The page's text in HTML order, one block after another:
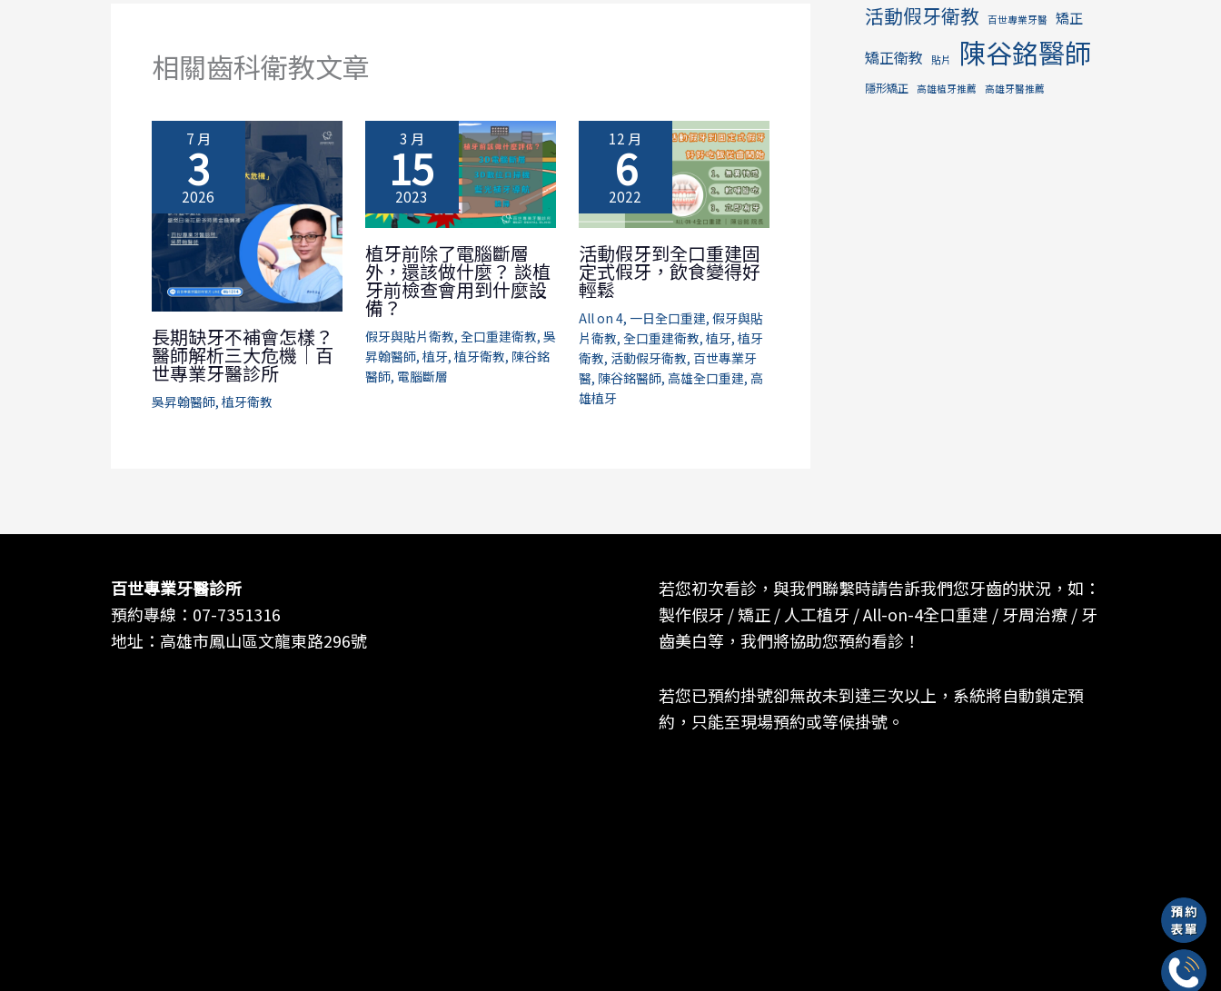
相關齒科衛教文章
7 月
3
2026
長期缺牙不補會怎樣？
醫師解析三大危機｜百
世專業牙醫診所
吳昇翰醫師, 植牙衛教
3 月
15
2023
植牙前除了電腦斷層
外，還該做什麼？ 談植
牙前檢查會用到什麼設
備？
假牙與貼片衛教, 全口重建衛教, 吳
昇翰醫師, 植牙, 植牙衛教, 陳谷銘
醫師, 電腦斷層
12 月
6
2022
活動假牙到全口重建固
定式假牙，飲食變得好
輕鬆
All on 4, 一日全口重建, 假牙與貼
片衛教, 全口重建衛教, 植牙, 植牙
衛教, 活動假牙衛教, 百世專業牙
醫, 陳谷銘醫師, 高雄全口重建, 高
雄植牙
活動假牙衛教 百世專業牙醫 矯正
矯正衛教 貼片 陳谷銘醫師
隱形矯正 高雄植牙推薦 高雄牙醫推薦
百世專業牙醫診所
預約專線： 07-7351316
地址：高雄市鳳山區文龍東路296號
若您初次看診，與我們聯繫時請告訴我們您牙齒的狀況，如：
製作假牙 / 矯正 / 人工植牙 / All-on-4全口重建 / 牙周治療 / 牙
齒美白等，我們將協助您預約看診！
若您已預約掛號卻無故未到達三次以上，系統將自動鎖定預
約，只能至現場預約或等候掛號。